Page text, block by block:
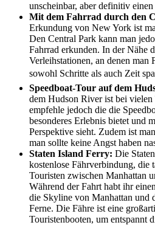
unscheinbar, aber definitiv
Mit dem Fahrrad durch den
Erkundung von New York ist
Den Central Park kann man
Fahrrad erkunden. In der Nähe
Verleihstationen, an denen man
sowohl Schritte als auch Zeit
Speedboat-Tour auf dem
dem Hudson River ist bei
empfehle jedoch die die
besonderes Erlebnis bietet und
Perspektive sieht. Zudem ist
man sollte keine Angst haben
Staten Island Ferry: Die
kostenlose Fährverbindung, die
Touristen zwischen Manhattan
Während der Fahrt habt ihr
die Skyline von Manhattan und
Ferne. Die Fähre ist eine
Touristenbooten, um entspannt